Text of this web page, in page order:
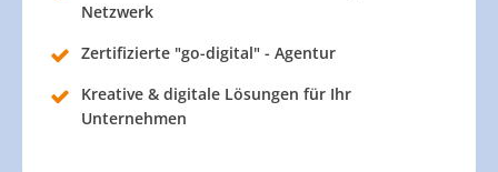
Netzwerk
Zertifizierte "go-digital" - Agentur
Kreative & digitale Lösungen für Ihr
Unternehmen